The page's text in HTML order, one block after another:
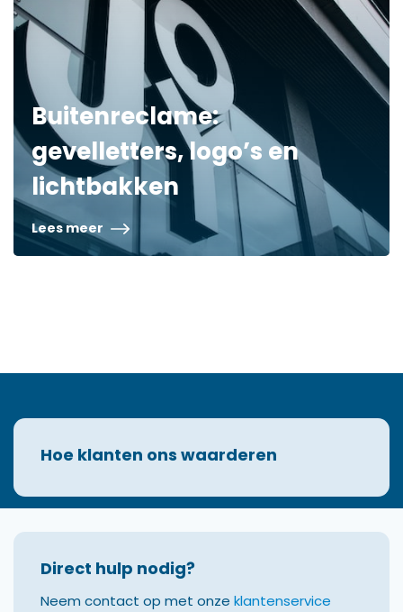
Buitenreclame:
gevelletters, logo’s en
lichtbakken
Lees meer
Hoe klanten ons waarderen
Direct hulp nodig?
Neem contact op met onze klantenservice